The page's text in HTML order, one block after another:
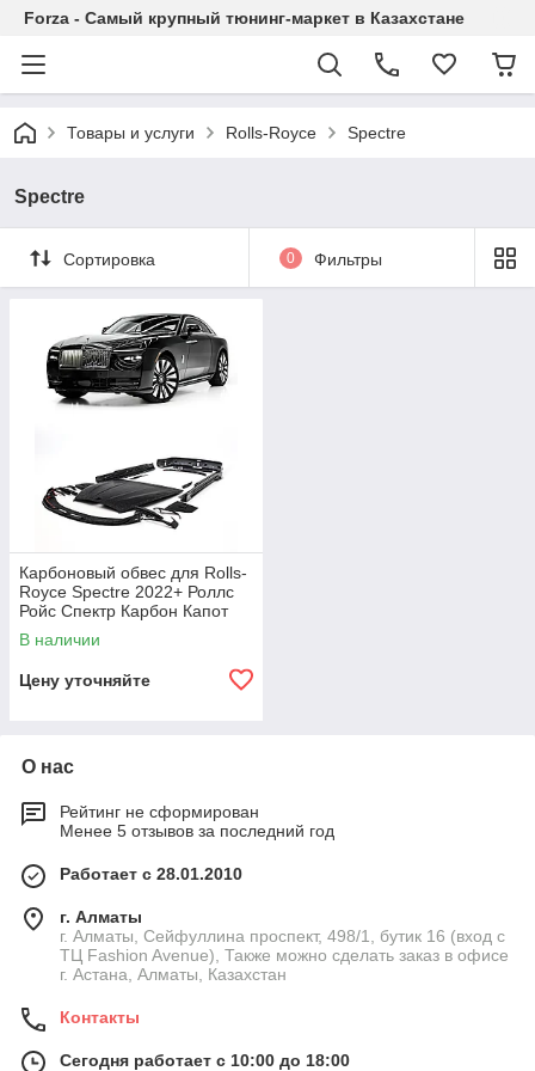
Forza - Самый крупный тюнинг-маркет в Казахстане
Товары и услуги Rolls-Royce Spectre
Spectre
Сортировка 0 Фильтры
Карбоновый обвес для Rolls-
Royce Spectre 2022+ Роллс
Ройс Спектр Карбон Капот
Губа переднего бампера
Диффузор
В наличии
Цену уточняйте
О нас
Рейтинг не сформирован
Менее 5 отзывов за последний год
Работает с 28.01.2010
г. Алматы
г. Алматы, Сейфуллина проспект, 498/1, бутик 16 (вход с
ТЦ Fashion Avenue), Также можно сделать заказ в офисе
г. Астана, Алматы, Казахстан
Контакты
Сегодня работает с 10:00 до 18:00